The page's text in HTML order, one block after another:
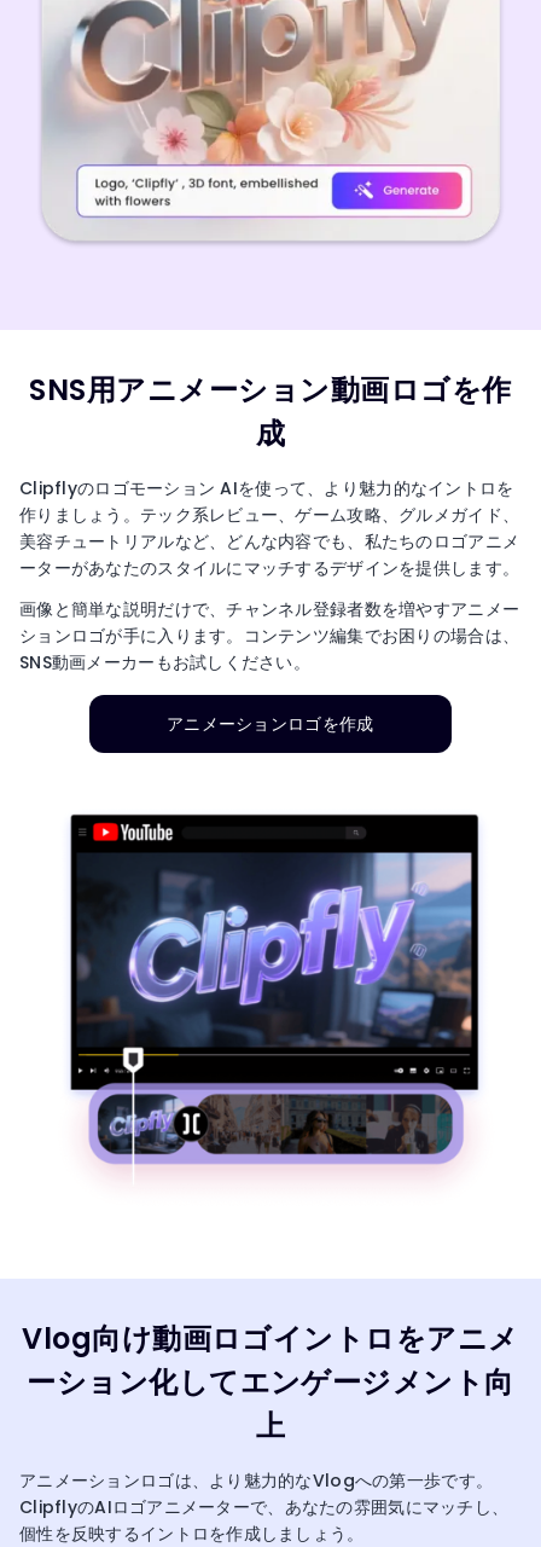
SNS用アニメーション動画ロゴを作
成
Clipflyのロゴモーション AIを使って、より魅力的なイントロを
作りましょう。テック系レビュー、ゲーム攻略、グルメガイド、
美容チュートリアルなど、どんな内容でも、私たちのロゴアニメ
ーターがあなたのスタイルにマッチするデザインを提供します。
画像と簡単な説明だけで、チャンネル登録者数を増やすアニメー
ションロゴが手に入ります。コンテンツ編集でお困りの場合は、
SNS動画メーカーもお試しください。
アニメーションロゴを作成
Vlog向け動画ロゴイントロをアニメ
ーション化してエンゲージメント向
上
アニメーションロゴは、より魅力的なVlogへの第一歩です。
ClipflyのAIロゴアニメーターで、あなたの雰囲気にマッチし、
個性を反映するイントロを作成しましょう。